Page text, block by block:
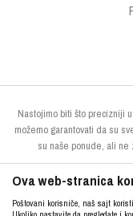
Nastojimo biti što precizniji
možemo garantovati da su
su naše ponude, ali ne
Ova web-stranica
Poštovani korisniče, naš sajt